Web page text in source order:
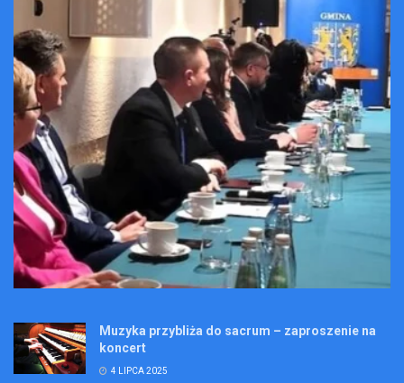
Muzyka przybliża do sacrum – zaproszenie na
koncert
4 LIPCA 2025